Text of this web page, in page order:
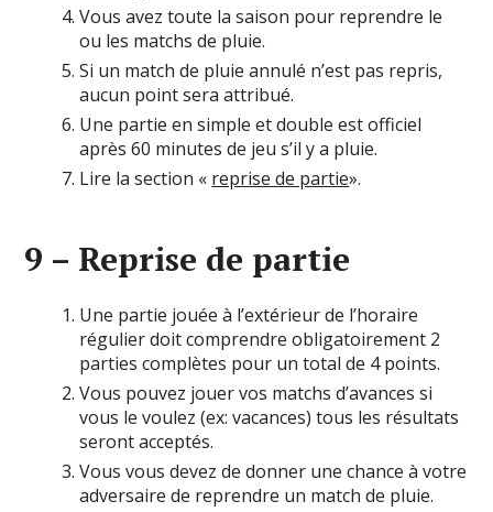
Vous avez toute la saison pour reprendre le
ou les matchs de pluie.
Si un match de pluie annulé n’est pas repris,
aucun point sera attribué.
Une partie en simple et double est officiel
après 60 minutes de jeu s’il y a pluie.
Lire la section « reprise de partie».
9 – Reprise de partie
Une partie jouée à l’extérieur de l’horaire
régulier doit comprendre obligatoirement 2
parties complètes pour un total de 4 points.
Vous pouvez jouer vos matchs d’avances si
vous le voulez (ex: vacances) tous les résultats
seront acceptés.
Vous vous devez de donner une chance à votre
adversaire de reprendre un match de pluie.